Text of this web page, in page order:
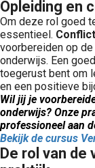
Opleiding en
Om deze rol goed
essentieel.
voorbereiden op
onderwijs. Een
toegerust bent om
en een positieve
Wil jij je
onderwijs? Onze
professioneel aan
Bekijk de cursus
De rol van